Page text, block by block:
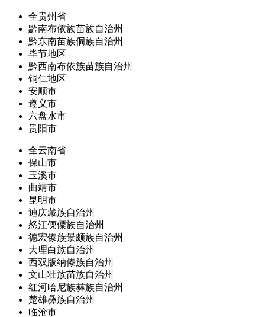
全贵州省
黔南布依族苗族自治州
黔东南苗族侗族自治州
毕节地区
黔西南布依族苗族自治州
铜仁地区
安顺市
遵义市
六盘水市
贵阳市
全云南省
保山市
玉溪市
曲靖市
昆明市
迪庆藏族自治州
怒江傈僳族自治州
德宏傣族景颇族自治州
大理白族自治州
西双版纳傣族自治州
文山壮族苗族自治州
红河哈尼族彝族自治州
楚雄彝族自治州
临沧市